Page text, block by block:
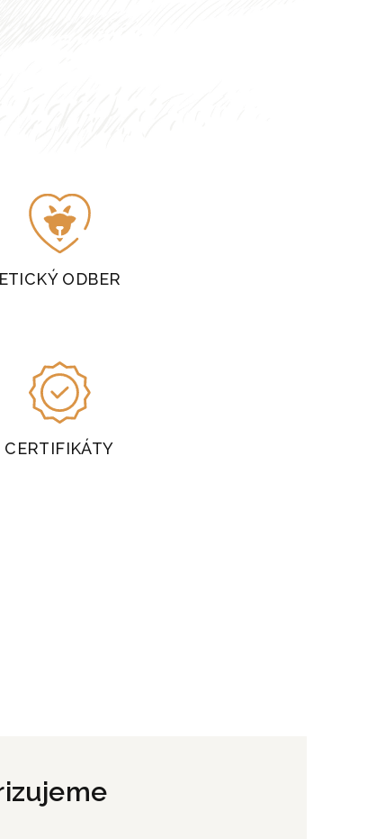
ETICKÝ ODBER
CERTIFIKÁTY